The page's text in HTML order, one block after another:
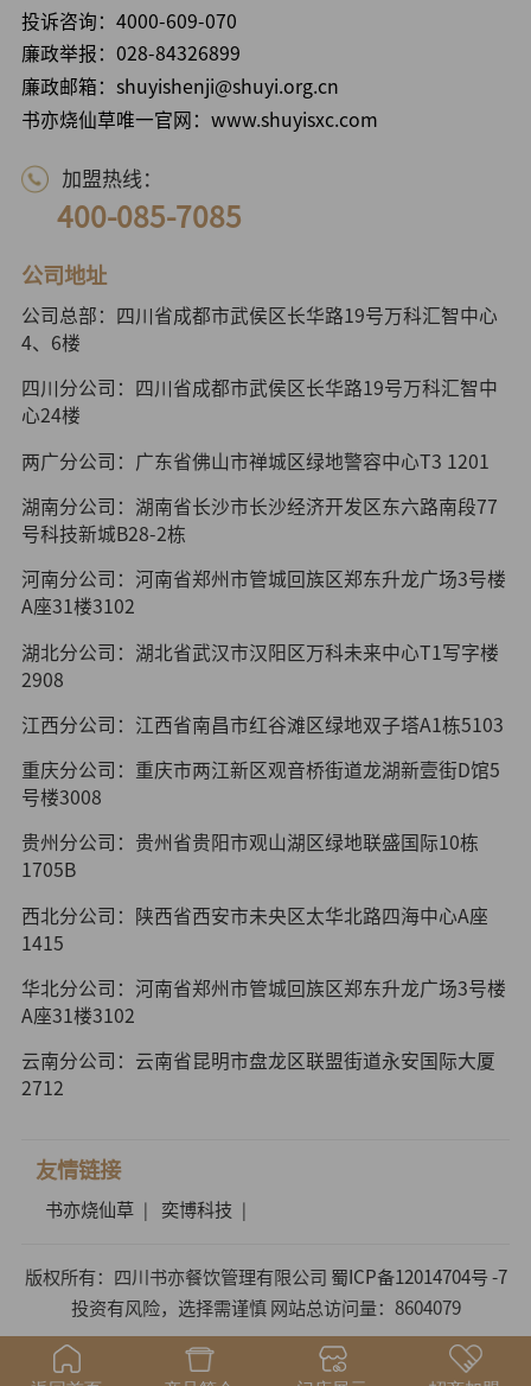
投诉咨询： 4000-609-070
廉政举报： 028-84326899
廉政邮箱：shuyishenji@shuyi.org.cn
书亦烧仙草唯一官网：www.shuyisxc.com
加盟热线：
400-085-7085
公司地址
公司总部：四川省成都市武侯区长华路19号万科汇智中心
4、6楼
四川分公司：四川省成都市武侯区长华路19号万科汇智中
心24楼
两广分公司：广东省佛山市禅城区绿地警容中心T3 1201
湖南分公司：湖南省长沙市长沙经济开发区东六路南段77
号科技新城B28-2栋
河南分公司：河南省郑州市管城回族区郑东升龙广场3号楼
A座31楼3102
湖北分公司：湖北省武汉市汉阳区万科未来中心T1写字楼
2908
江西分公司：江西省南昌市红谷滩区绿地双子塔A1栋5103
重庆分公司：重庆市两江新区观音桥街道龙湖新壹街D馆5
号楼3008
贵州分公司：贵州省贵阳市观山湖区绿地联盛国际10栋
1705B
西北分公司：陕西省西安市未央区太华北路四海中心A座
1415
华北分公司：河南省郑州市管城回族区郑东升龙广场3号楼
A座31楼3102
云南分公司：云南省昆明市盘龙区联盟街道永安国际大厦
2712
友情链接
书亦烧仙草 奕博科技
版权所有：四川书亦餐饮管理有限公司 蜀ICP备12014704号 -7
投资有风险，选择需谨慎 网站总访问量：8604079